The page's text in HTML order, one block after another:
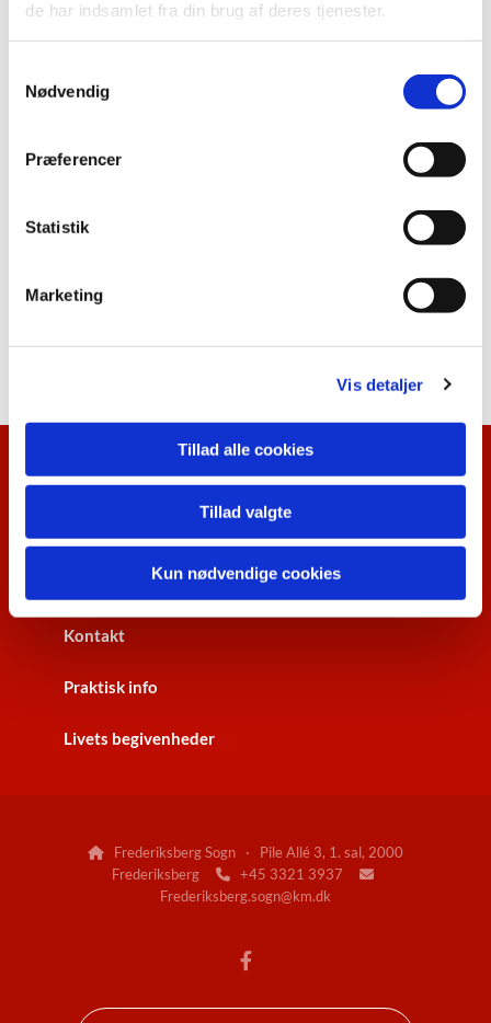
de har indsamlet fra din brug af deres tjenester.
Nødvendig
Præferencer
Statistik
Marketing
Vis detaljer
Tillad alle cookies
Tillad valgte
Kun nødvendige cookies
Kalenderoversigt
Gudstjenester
Kontakt
Praktisk info
Livets begivenheder

Frederiksberg Sogn · Pile Allé 3, 1. sal, 2000
Frederiksberg
+45 3321 3937 
Frederiksberg.sogn@km.dk